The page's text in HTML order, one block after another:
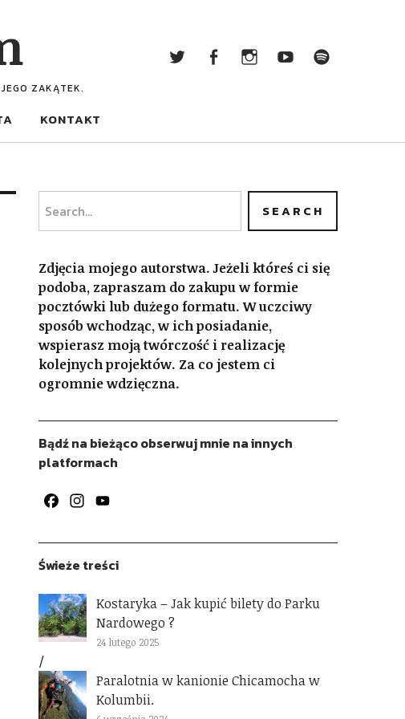
ZAKĄTEK.
KONTAKT
Zdjęcia mojego autorstwa. Jeżeli któreś ci się
podoba, zapraszam do zakupu w formie
pocztówki lub dużego formatu. W uczciwy
sposób wchodząc, w ich posiadanie,
wspierasz moją twórczość i realizację
kolejnych projektów. Za co jestem ci
ogromnie wdzięczna.
Bądź na bieżąco obserwuj mnie na innych
platformach
FacebookInstagram
Świeże treści
Kostaryka – Jak kupić bilety do Parku
Nardowego ?
24 lutego 2025
Paralotnia w kanionie Chicamocha w
Kolumbii.